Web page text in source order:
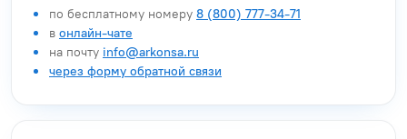
по бесплатному номеру 8 (800) 777-34-71
в онлайн-чате
на почту info@arkonsa.ru
через форму обратной связи